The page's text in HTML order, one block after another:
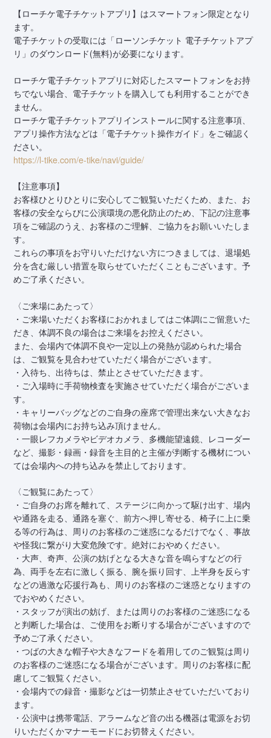
【ローチケ電子チケットアプリ】はスマートフォン限定となり
ます。
電子チケットの受取には「ローソンチケット 電子チケットアプ
リ」のダウンロード(無料)が必要になります。
ローチケ電子チケットアプリに対応したスマートフォンをお持
ちでない場合、電子チケットを購入しても利用することができ
ません。
ローチケ電子チケットアプリインストールに関する注意事項、
アプリ操作方法などは「電子チケット操作ガイド」をご確認く
ださい。
https://l-tike.com/e-tike/navi/guide/
【注意事項】
お客様ひとりひとりに安心してご観覧いただくため、また、お
客様の安全ならびに公演環境の悪化防止のため、下記の注意事
項をご確認のうえ、お客様のご理解、ご協力をお願いいたしま
す。
これらの事項をお守りいただけない方につきましては、退場処
分を含む厳しい措置を取らせていただくこともございます。予
めご了承ください。
〈ご来場にあたって〉
・ご来場いただくお客様におかれましてはご体調にご留意いた
だき、体調不良の場合はご来場をお控えください。
また、会場内で体調不良や一定以上の発熱が認められた場合
は、ご観覧を見合わせていただく場合がございます。
・入待ち、出待ちは、禁止とさせていただきます。
・ご入場時に手荷物検査を実施させていただく場合がございま
す。
・キャリーバッグなどのご自身の座席で管理出来ない大きなお
荷物は会場内にお持ち込み頂けません。
・一眼レフカメラやビデオカメラ、多機能望遠鏡、レコーダー
など、撮影・録画・録音を主目的と主催が判断する機材につい
ては会場内への持ち込みを禁止しております。
〈ご観覧にあたって〉
・ご自身のお席を離れて、ステージに向かって駆け出す、場内
や通路を走る、通路を塞ぐ、前方へ押し寄せる、椅子に上に乗
る等の行為は、周りのお客様のご迷惑になるだけでなく、事故
や怪我に繋がり大変危険です。絶対におやめください。
・大声、奇声、公演の妨げとなる大きな音を鳴らすなどの行
為、両手を左右に激しく振る、腕を振り回す、上半身を反らす
などの過激な応援行為も、周りのお客様のご迷惑となりますの
でおやめください。
・スタッフが演出の妨げ、または周りのお客様のご迷惑になる
と判断した場合は、ご使用をお断りする場合がございますので
予めご了承ください。
・つばの大きな帽子や大きなフードを着用してのご観覧は周り
のお客様のご迷惑になる場合がございます。周りのお客様に配
慮してご観覧ください。
・会場内での録音・撮影などは一切禁止させていただいており
ます。
・公演中は携帯電話、アラームなど音の出る機器は電源をお切
りいただくかマナーモードにお切替えください。